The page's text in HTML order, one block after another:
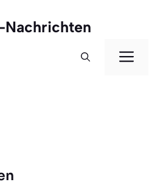
Nachrichten